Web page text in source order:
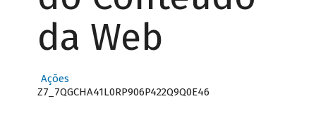
da Web
Ações
Z7_7QGCHA41L0RP906P422Q9Q0E46